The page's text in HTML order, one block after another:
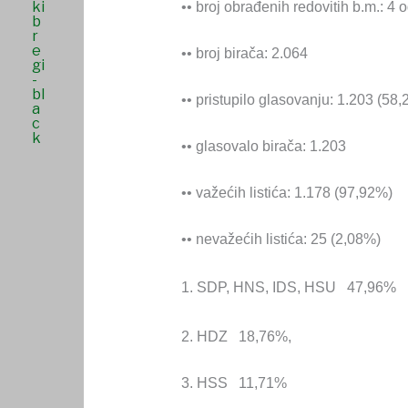
•• broj obrađenih redovitih b.m.: 4
•• broj birača: 2.064
•• pristupilo glasovanju: 1.203
•• glasovalo birača: 1.203
•• važećih listića: 1.178 (97,92%)
•• nevažećih listića: 25 (2,08%)
1. SDP, HNS, IDS, HSU 47,96%
2. HDZ 18,76%,
3. HSS 11,71%